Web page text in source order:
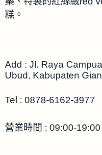
糕。
Add : Jl. Raya
Ubud, Kabupaten
Tel : 0878-6162-3977
營業時間 : 09:00-19:00